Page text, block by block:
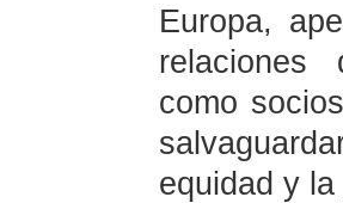
Europa,
relaciones
como
equidad y